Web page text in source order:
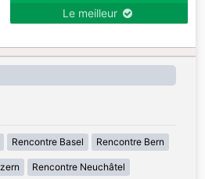
Le meilleur
Rencontre Basel Rencontre Bern
Rencontre Neuchâtel